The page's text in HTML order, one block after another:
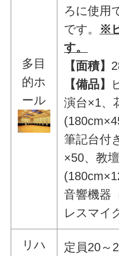
多目
的ホ
ール
ろに使用
です。 ※
す。
【面積】
【備品】
演台×1、
筆記台付
×50、教壇
音響機器
レスマイ
リハ
定員20～